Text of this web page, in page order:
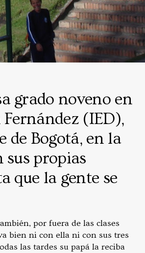
grado noveno en
(IED),
de Bogotá, en la
sus propias
que la gente se
por fuera de las clases
bien ni con ella ni con sus tres
las tardes su papá la reciba